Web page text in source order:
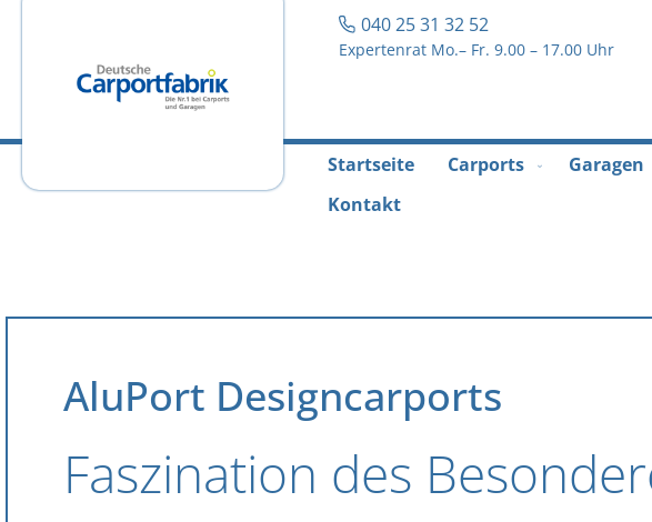
040 25 31 32 52
Expertenrat Mo.– Fr. 9.00 – 17.00 Uhr
Startseite Carports Garagen
Kontakt
AluPort Designcarports
Faszination des